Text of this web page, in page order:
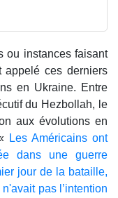
ou instances faisant
appelé ces derniers
en Ukraine. Entre
du Hezbollah, le
aux évolutions en
Les Américains ont
dans une guerre
jour de la bataille,
pas l’intention